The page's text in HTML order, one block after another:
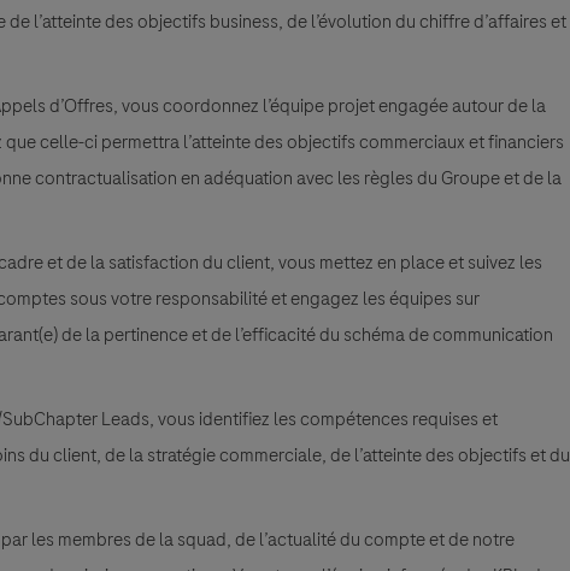
l’atteinte des objectifs business, de l’évolution du chiffre d’affaires et
d’Offres, vous coordonnez l’équipe projet engagée autour de la
celle-ci permettra l’atteinte des objectifs commerciaux et financiers
contractualisation en adéquation avec les règles du Groupe et de la
et de la satisfaction du client, vous mettez en place et suivez les
sous votre responsabilité et engagez les équipes sur
de la pertinence et de l’efficacité du schéma de communication
Leads, vous identifiez les compétences requises et
du client, de la stratégie commerciale, de l’atteinte des objectifs et du
les membres de la squad, de l’actualité du compte et de notre